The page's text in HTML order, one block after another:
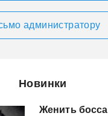
администратору
Новинки
Женить босса